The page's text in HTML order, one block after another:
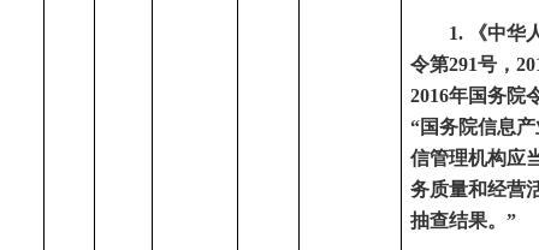
1.
《中华
令第291号，
2016年国务院
“国务院信息
信管理机构应
务质量和经营
抽查结果。”